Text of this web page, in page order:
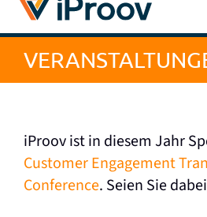
iProov ist in diesem Jahr
Customer Engagement
Conference. Seien Sie